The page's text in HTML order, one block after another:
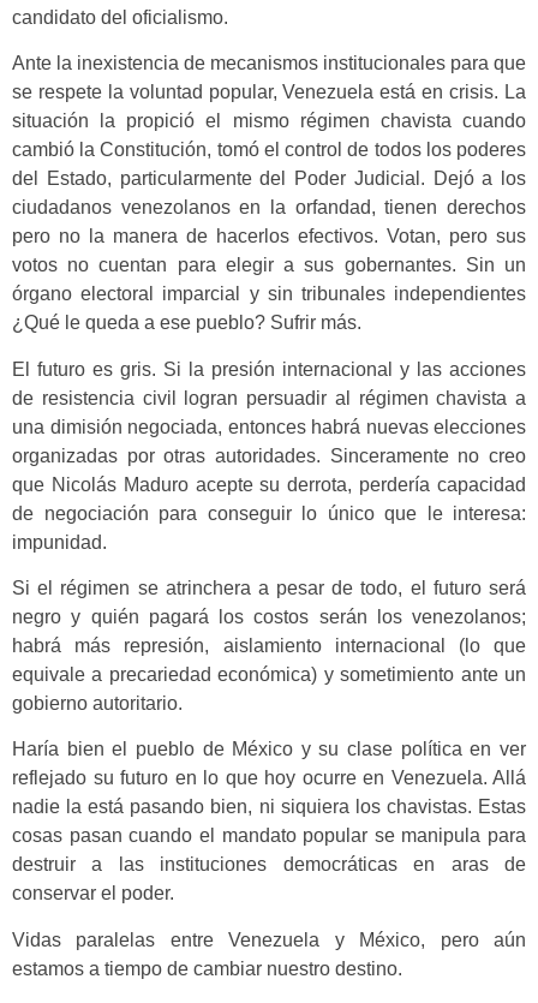
candidato del oficialismo.
Ante la inexistencia de mecanismos institucionales para que
se respete la voluntad popular, Venezuela está en crisis. La
situación la propició el mismo régimen chavista cuando
cambió la Constitución, tomó el control de todos los poderes
del Estado, particularmente del Poder Judicial. Dejó a los
ciudadanos venezolanos en la orfandad, tienen derechos
pero no la manera de hacerlos efectivos. Votan, pero sus
votos no cuentan para elegir a sus gobernantes. Sin un
órgano electoral imparcial y sin tribunales independientes
¿Qué le queda a ese pueblo? Sufrir más.
El futuro es gris. Si la presión internacional y las acciones
de resistencia civil logran persuadir al régimen chavista a
una dimisión negociada, entonces habrá nuevas elecciones
organizadas por otras autoridades. Sinceramente no creo
que Nicolás Maduro acepte su derrota, perdería capacidad
de negociación para conseguir lo único que le interesa:
impunidad.
Si el régimen se atrinchera a pesar de todo, el futuro será
negro y quién pagará los costos serán los venezolanos;
habrá más represión, aislamiento internacional (lo que
equivale a precariedad económica) y sometimiento ante un
gobierno autoritario.
Haría bien el pueblo de México y su clase política en ver
reflejado su futuro en lo que hoy ocurre en Venezuela. Allá
nadie la está pasando bien, ni siquiera los chavistas. Estas
cosas pasan cuando el mandato popular se manipula para
destruir a las instituciones democráticas en aras de
conservar el poder.
Vidas paralelas entre Venezuela y México, pero aún
estamos a tiempo de cambiar nuestro destino.